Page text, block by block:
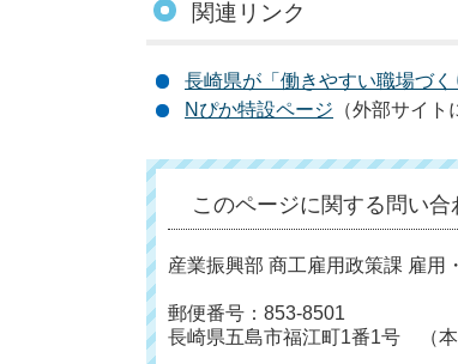
関連リンク
長崎県が「働きやすい職場づ
Nぴか特設ページ （外部サイト
このページに関する問い合
産業振興部 商工雇用政策課 雇用
郵便番号：853-8501
長崎県五島市福江町1番1号 （本